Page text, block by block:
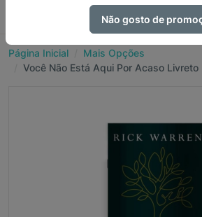
Página Inicial
Mais Opções
Você Não Está Aqui Por Acaso Livreto
Não gosto de